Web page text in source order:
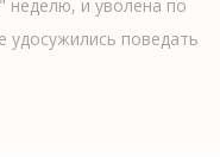
неделю, и уволена по
поведать